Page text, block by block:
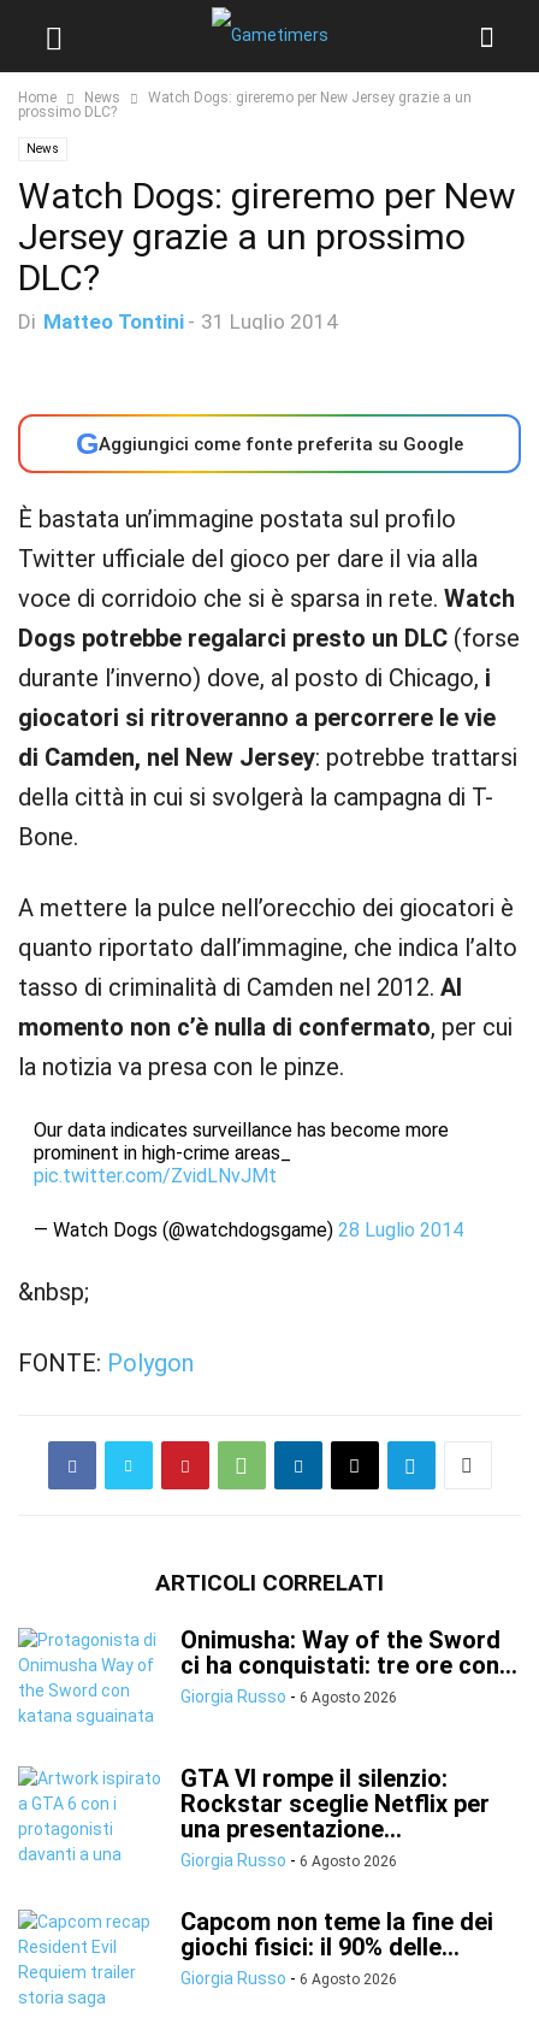
Home News
Watch Dogs: gireremo per New Jersey grazie a un
prossimo DLC?
News
Watch Dogs: gireremo per New
Jersey grazie a un prossimo
DLC?
Di Matteo Tontini - 31 Luglio 2014
GAggiungici come fonte preferita su Google
È bastata un’immagine postata sul profilo
Twitter ufficiale del gioco per dare il via alla
voce di corridoio che si è sparsa in rete. Watch
Dogs potrebbe regalarci presto un DLC (forse
durante l’inverno) dove, al posto di Chicago, i
giocatori si ritroveranno a percorrere le vie
di Camden, nel New Jersey: potrebbe trattarsi
della città in cui si svolgerà la campagna di T-
Bone.
A mettere la pulce nell’orecchio dei giocatori è
quanto riportato dall’immagine, che indica l’alto
tasso di criminalità di Camden nel 2012. Al
momento non c’è nulla di confermato, per cui
la notizia va presa con le pinze.
Our data indicates surveillance has become more
prominent in high-crime areas_
pic.twitter.com/ZvidLNvJMt
— Watch Dogs (@watchdogsgame) 28 Luglio 2014
&nbsp;
FONTE: Polygon
ARTICOLI CORRELATI
Onimusha: Way of the Sword
ci ha conquistati: tre ore con...
Giorgia Russo - 6 Agosto 2026
GTA VI rompe il silenzio:
Rockstar sceglie Netflix per
una presentazione...
Giorgia Russo - 6 Agosto 2026
Capcom non teme la fine dei
giochi fisici: il 90% delle...
Giorgia Russo - 6 Agosto 2026